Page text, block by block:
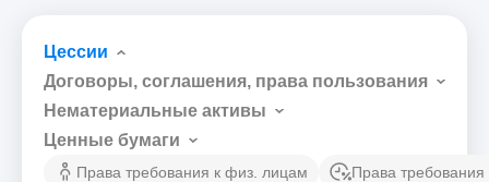
Цессии
Договоры, соглашения, права пользования
Нематериальные активы
Ценные бумаги
Права требования к физ. лицам
Права